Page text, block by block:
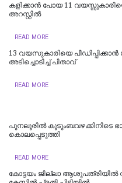
കളിക്കാൻ പോയ 11
അറസ്റ്റിൽ
READ MORE
13 വയസുകാരിയെ
അടിച്ചൊടിച്ച് പിതാവ്
READ MORE
പുനലൂരിൽ കുടുംബവഴക്കിനിടെ
കൊലപ്പെടുത്തി
READ MORE
കോട്ടയം ജില്ലാ ആശുപത്രിയിൽ